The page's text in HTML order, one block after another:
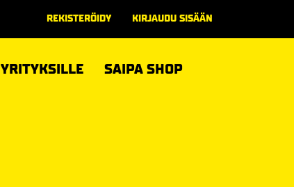
REKISTERÖIDY KIRJAUDU SISÄÄN
SAIPA SHOP